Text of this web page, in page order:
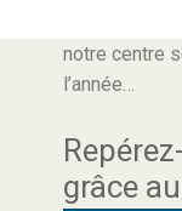
notre centre
l’année…
grâce